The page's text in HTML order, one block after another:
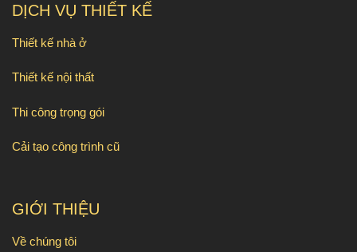
DỊCH VỤ THIẾT KẾ
Thiết kế nhà ở
Thiết kế nội thất
Thi công trọng gói
Cải tạo công trình cũ
GIỚI THIỆU
Về chúng tôi